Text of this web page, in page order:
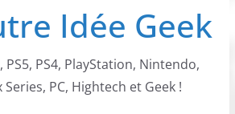
Idée Geek
PS5, PS4, PlayStation, Nintendo,
Series, PC, Hightech et Geek !